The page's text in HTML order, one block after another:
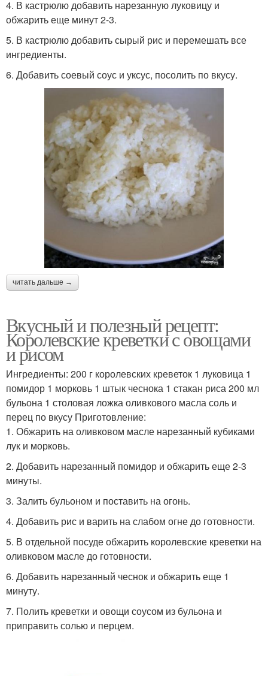
4. В кастрюлю добавить нарезанную луковицу и
обжарить еще минут 2-3.
5. В кастрюлю добавить сырый рис и перемешать все
ингредиенты.
6. Добавить соевый соус и уксус, посолить по вкусу.
читать дальше →
Вкусный и полезный рецепт:
Королевские креветки с овощами
и рисом
Ингредиенты: 200 г королевских креветок 1 луковица 1
помидор 1 морковь 1 штык чеснока 1 стакан риса 200 мл
бульона 1 столовая ложка оливкового масла соль и
перец по вкусу Приготовление:
1. Обжарить на оливковом масле нарезанный кубиками
лук и морковь.
2. Добавить нарезанный помидор и обжарить еще 2-3
минуты.
3. Залить бульоном и поставить на огонь.
4. Добавить рис и варить на слабом огне до готовности.
5. В отдельной посуде обжарить королевские креветки на
оливковом масле до готовности.
6. Добавить нарезанный чеснок и обжарить еще 1
минуту.
7. Полить креветки и овощи соусом из бульона и
приправить солью и перцем.